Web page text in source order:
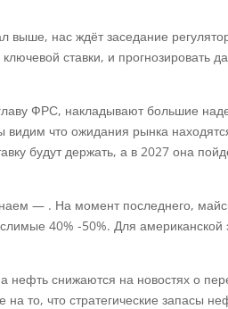
выше, нас ждёт заседание
ставки, и прогнозировать
ФРС, накладывают большие
что ожидания рынка
будут держать, а в 2027 она
— . На момент последнего,
40% -50%. Для американской
нефть снижаются на новостях о
то, что стратегические запасы